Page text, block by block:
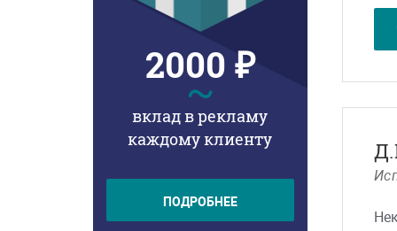
2000 ₽
~
вклад в рекламу
каждому клиенту
ПОДРОБНЕЕ